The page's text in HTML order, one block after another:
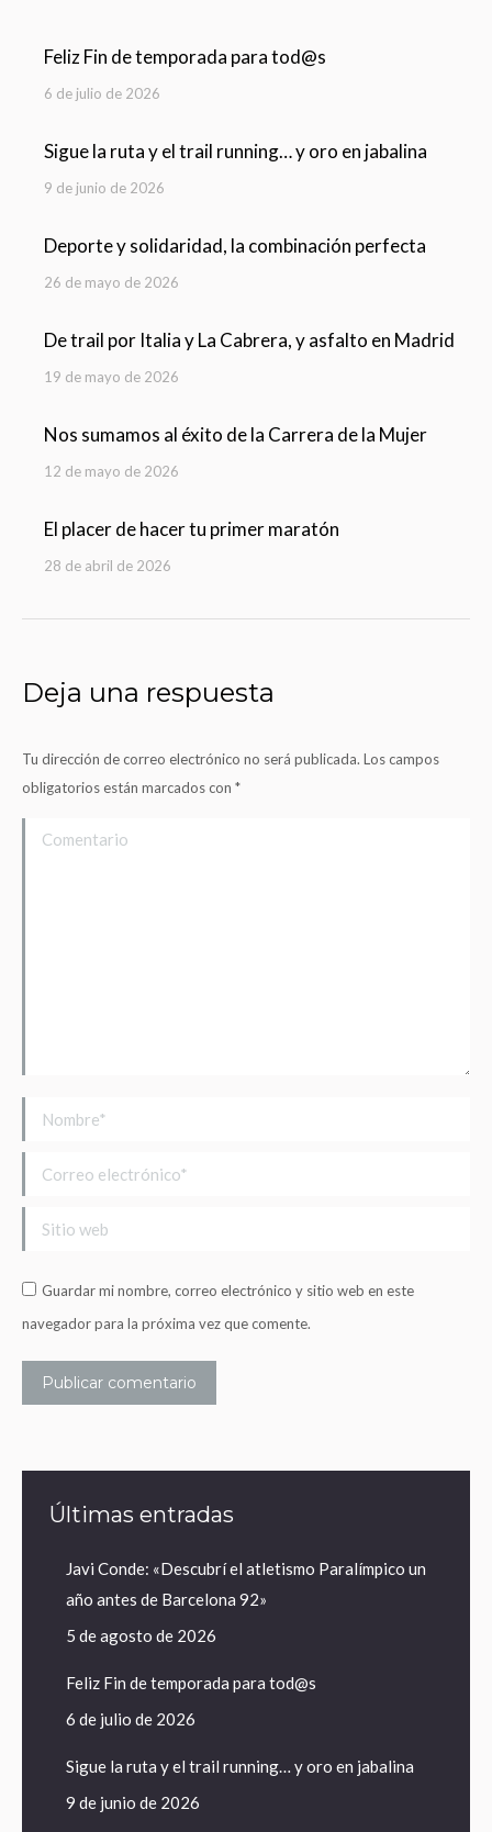
Feliz Fin de temporada para tod@s
6 de julio de 2026
Sigue la ruta y el trail running… y oro en jabalina
9 de junio de 2026
Deporte y solidaridad, la combinación perfecta
26 de mayo de 2026
De trail por Italia y La Cabrera, y asfalto en Madrid
19 de mayo de 2026
Nos sumamos al éxito de la Carrera de la Mujer
12 de mayo de 2026
El placer de hacer tu primer maratón
28 de abril de 2026
Deja una respuesta
Tu dirección de correo electrónico no será publicada. Los campos
obligatorios están marcados con *
Comentario
Nombre *
Correo electrónico *
Sitio web
Guardar mi nombre, correo electrónico y sitio web en este
navegador para la próxima vez que comente.
Publicar comentario
Últimas entradas
Javi Conde: «Descubrí el atletismo Paralímpico un
año antes de Barcelona 92»
5 de agosto de 2026
Feliz Fin de temporada para tod@s
6 de julio de 2026
Sigue la ruta y el trail running… y oro en jabalina
9 de junio de 2026